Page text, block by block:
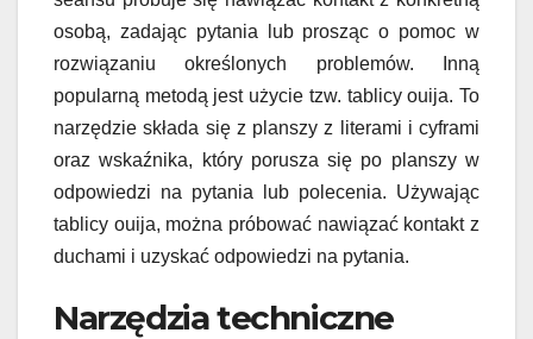
osobą, zadając pytania lub prosząc o pomoc w
rozwiązaniu określonych problemów. Inną
popularną metodą jest użycie tzw. tablicy ouija. To
narzędzie składa się z planszy z literami i cyframi
oraz wskaźnika, który porusza się po planszy w
odpowiedzi na pytania lub polecenia. Używając
tablicy ouija, można próbować nawiązać kontakt z
duchami i uzyskać odpowiedzi na pytania.
Narzędzia techniczne